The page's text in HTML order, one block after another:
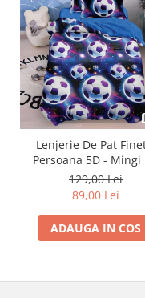
Lenjerie De Pat
Persoana 5D - Mingi
Fotbal In Galaxie
129,00 Lei
89,00 Lei
ADAUGA IN COS